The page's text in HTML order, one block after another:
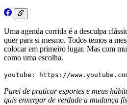
Uma agenda corrida é a desculpa
quer para si mesmo. Todos temos a
colocar em primeiro lugar. Mas com
como uma escolha.
youtube: https://www.youtube.com/
Parei de praticar esportes e meus
quis enxergar de verdade a mudança